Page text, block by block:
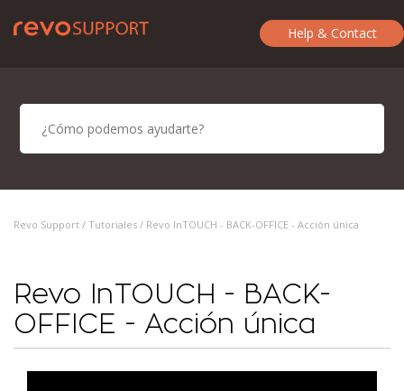
Help & Contact
Revo Support / Tutoriales / Revo InTOUCH - BACK-OFFICE - Acción única
Revo InTOUCH - BACK-
OFFICE - Acción única